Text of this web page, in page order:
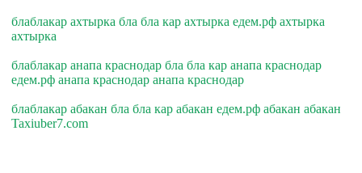
блаблакар ахтырка бла бла кар ахтырка едем.рф ахтырка
ахтырка
блаблакар анапа краснодар бла бла кар анапа краснодар
едем.рф анапа краснодар анапа краснодар
блаблакар абакан бла бла кар абакан едем.рф абакан абакан
Taxiuber7.com